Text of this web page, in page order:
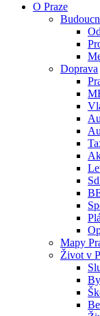
O Praze
Doprava
Mapy
Život v